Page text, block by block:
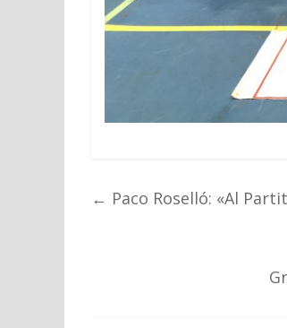
← Paco Roselló: «Al